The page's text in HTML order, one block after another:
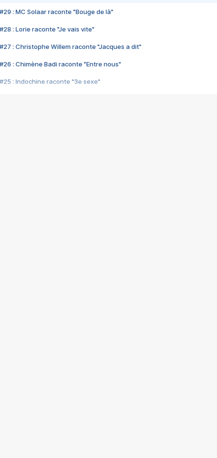
#29 : MC Solaar raconte "Bouge de là"
#28 : Lorie raconte "Je vais vite"
#27 : Christophe Willem raconte "Jacques a dit"
#26 : Chimène Badi raconte "Entre nous"
#25 : Indochine raconte "3e sexe"